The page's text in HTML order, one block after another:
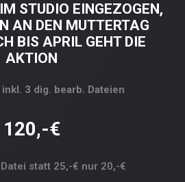
STUDIO EINGEZOGEN,
AN DEN MUTTERTAG
BIS APRIL GEHT DIE
AKTION
inkl. 3 dig. bearb. Dateien
120,-€
statt 25,-€ nur 20,-€